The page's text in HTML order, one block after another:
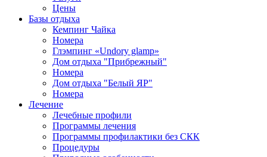
Цены
Базы отдыха
Кемпинг Чайка
Номера
Глэмпинг «Undory glamp»
Дом отдыха "Прибрежный"
Номера
Дом отдыха "Белый ЯР"
Номера
Лечение
Лечебные профили
Программы лечения
Программы профилактики без СКК
Процедуры